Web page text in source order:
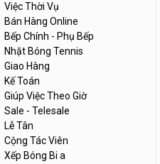
Việc Thời Vụ
Bán Hàng Online
Bếp Chính - Phụ Bếp
Nhặt Bóng Tennis
Giao Hàng
Kế Toán
Giúp Việc Theo Giờ
Sale - Telesale
Lễ Tân
Cộng Tác Viên
Xếp Bóng Bi a